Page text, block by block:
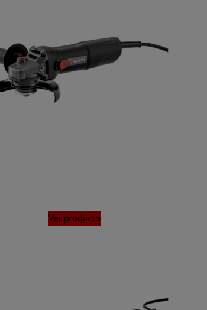
Ver producto